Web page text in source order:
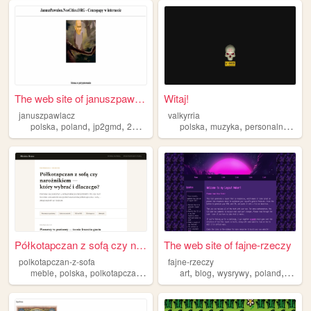
The web site of januszpawlacz
januszpawlacz
polska, poland, jp2gmd, 2137
Witaj!
valkyrria
polska,muzyka,personalne ,
Półkotapczan z sofą czy naro...
polkotapczan-z-sofa
meble, polska, polkotapczan ,
The web site of fajne-rzeczy
fajne-rzeczy
art,blog,wysrywy,poland,